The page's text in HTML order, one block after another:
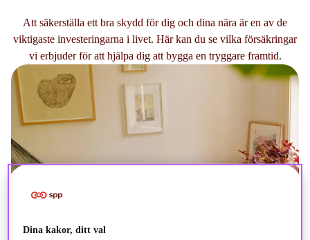
Att säkerställa ett bra skydd för dig och dina nära är en av de
viktigaste investeringarna i livet. Här kan du se vilka försäkringar
vi erbjuder för att hjälpa dig att bygga en tryggare framtid.
Dina kakor, ditt val